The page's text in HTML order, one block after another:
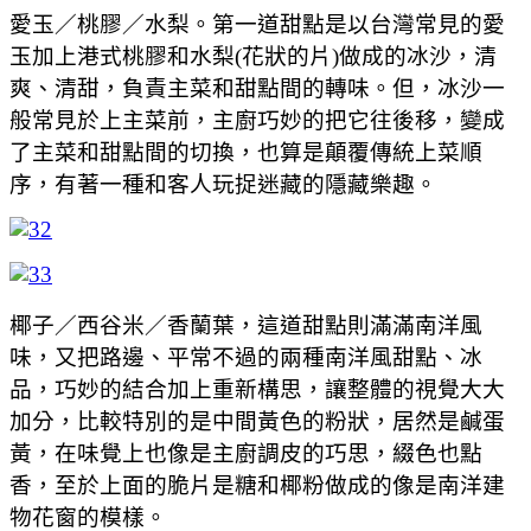
愛玉／桃膠／水梨。第一道甜點是以台灣常見的愛
玉加上港式桃膠和水梨(花狀的片)做成的冰沙，清
爽、清甜，負責主菜和甜點間的轉味。但，冰沙一
般常見於上主菜前，主廚巧妙的把它往後移，變成
了主菜和甜點間的切換，也算是顛覆傳統上菜順
序，有著一種和客人玩捉迷藏的隱藏樂趣。
椰子／西谷米／香蘭葉，這道甜點則滿滿南洋風
味，又把路邊、平常不過的兩種南洋風甜點、冰
品，巧妙的結合加上重新構思，讓整體的視覺大大
加分，比較特別的是中間黃色的粉狀，居然是鹹蛋
黃，在味覺上也像是主廚調皮的巧思，綴色也點
香，至於上面的脆片是糖和椰粉做成的像是南洋建
物花窗的模樣。